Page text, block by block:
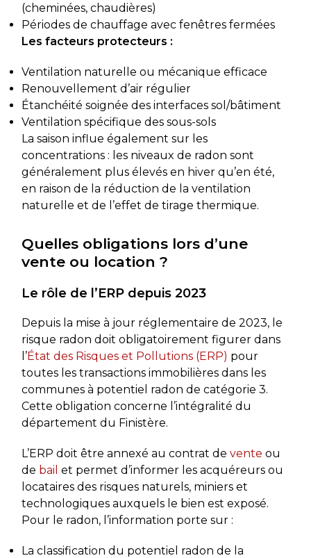
(cheminées, chaudières)
Périodes de chauffage avec fenêtres fermées
Les facteurs protecteurs :
Ventilation naturelle ou mécanique efficace
Renouvellement d’air régulier
Étanchéité soignée des interfaces sol/bâtiment
Ventilation spécifique des sous-sols
La saison influe également sur les
concentrations : les niveaux de radon sont
généralement plus élevés en hiver qu’en été,
en raison de la réduction de la ventilation
naturelle et de l’effet de tirage thermique.
Quelles obligations lors d’une
vente ou location ?
Le rôle de l’ERP depuis 2023
Depuis la mise à jour réglementaire de 2023, le
risque radon doit obligatoirement figurer dans
l’État des Risques et Pollutions (ERP) pour
toutes les transactions immobilières dans les
communes à potentiel radon de catégorie 3.
Cette obligation concerne l’intégralité du
département du Finistère.
L’ERP doit être annexé au contrat de vente ou
de bail et permet d’informer les acquéreurs ou
locataires des risques naturels, miniers et
technologiques auxquels le bien est exposé.
Pour le radon, l’information porte sur :
La classification du potentiel radon de la